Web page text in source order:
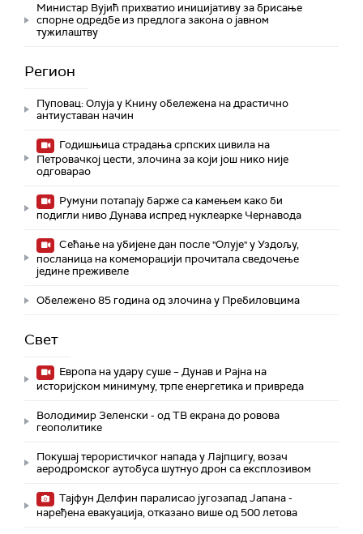
Министар Вујић прихватио иницијативу за брисање
спорне одредбе из предлога закона o јавном
тужилаштву
Регион
Пуповац: Олуја у Книну обележена на драстично
антиуставан начин
Годишњица страдања српских цивила на
Петровачкој цести, злочина за који још нико није
одговарао
Румуни потапају барже са камењем како би
подигли ниво Дунава испред нуклеарке Чернавода
Сећање на убијене дан после "Олује" у Уздољу,
посланица на комеморацији прочитала сведочење
једине преживеле
Обележено 85 година од злочина у Пребиловцима
Свет
Европа на удару суше – Дунав и Рајна на
историјском минимуму, трпе енергетика и привреда
Володимир Зеленски - од ТВ екрана до ровова
геополитике
Покушај терористичког напада у Лајпцигу, возач
аеродромског аутобуса шутнуо дрон са експлозивом
Тајфун Делфин паралисао југозапад Јапана -
наређена евакуација, отказано више од 500 летова